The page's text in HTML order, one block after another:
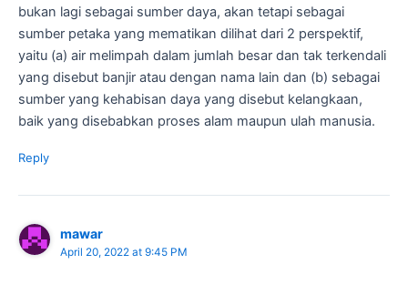
bukan lagi sebagai sumber daya, akan tetapi sebagai
sumber petaka yang mematikan dilihat dari 2 perspektif,
yaitu (a) air melimpah dalam jumlah besar dan tak terkendali
yang disebut banjir atau dengan nama lain dan (b) sebagai
sumber yang kehabisan daya yang disebut kelangkaan,
baik yang disebabkan proses alam maupun ulah manusia.
Reply
mawar
April 20, 2022 at 9:45 PM